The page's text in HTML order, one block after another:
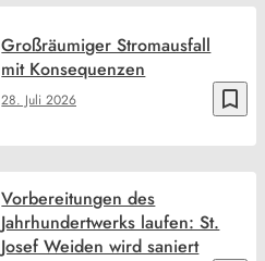
bookmark_border
28. Juli 2026
Großräumiger Stromausfall
mit Konsequenzen
Vorbereitungen des
Jahrhundertwerks laufen: St.
Josef Weiden wird saniert